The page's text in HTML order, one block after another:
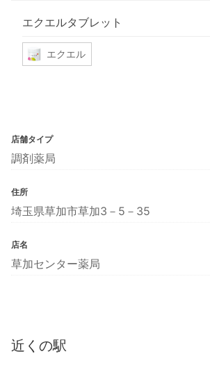
エクエルタブレット
エクエル
店舗タイプ
調剤薬局
住所
埼玉県草加市草加3－5－35
店名
草加センター薬局
近くの駅